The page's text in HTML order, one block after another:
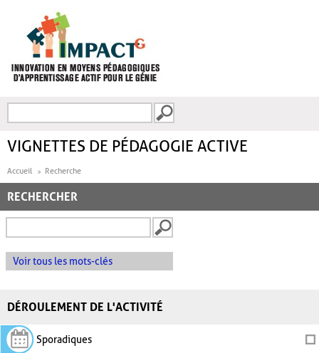
FORMULAIRE DE
VIGNETTES DE PÉDAGOGIE ACTIVE
Accueil Recherche
RECHERCHER
Voir tous les mots-clés
DÉROULEMENT DE L'ACTIVITÉ
Sporadiques